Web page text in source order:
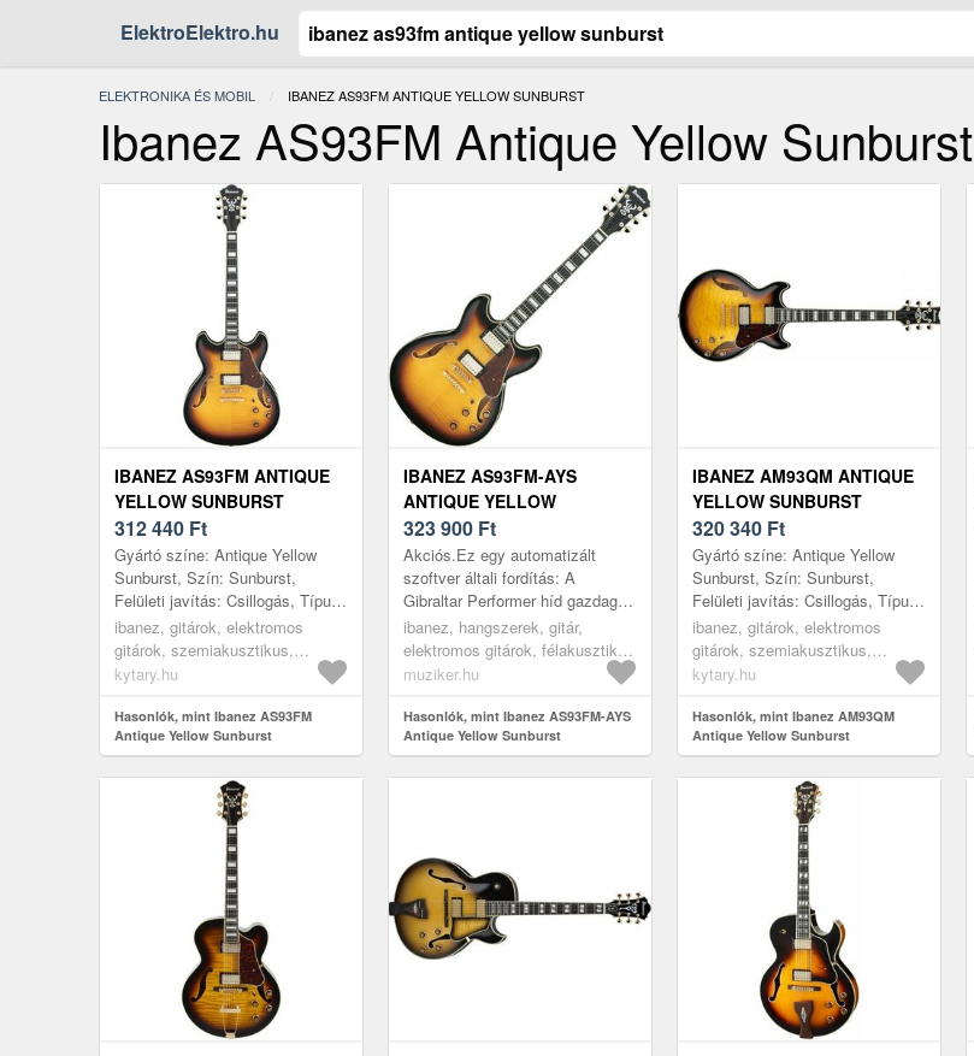
ElektroElektro.hu
ELEKTRONIKA ÉS MOBIL JELENLEGI:
IBANEZ AS93FM ANTIQUE YELLOW SUNBURST
Ibanez AS93FM Antique Yellow Sunburst
IBANEZ AS93FM ANTIQUE
YELLOW SUNBURST
312 440 Ft
Gyártó színe: Antique Yellow
Sunburst, Szín: Sunburst,
Felületi javítás: Csillogás, Típus:
Semi-Hollow Body, Első lap:
Juharfa, Hátsó lap: Juharfa,...
ibanez, gitárok, elektromos
gitárok, szemiakusztikus,
félakusztikus jazz
kytary.hu
Hasonlók, mint Ibanez AS93FM
Antique Yellow Sunburst
IBANEZ AS93FM-AYS
ANTIQUE YELLOW
SUNBURST
FÉLAKUSZTIKUS - JAZZ-
GITÁR
323 900 Ft
Akciós.Ez egy automatizált
szoftver általi fordítás: A
Gibraltar Performer híd gazdag
tartási és hangolási stabilitást
biztosít. Az alacsonyan fekvő
nyerg...
ibanez, hangszerek, gitár,
elektromos gitárok, félakusztikus
és jazz-gitárok, burst
muziker.hu
Hasonlók, mint Ibanez AS93FM-AYS
Antique Yellow Sunburst
Félakusztikus - jazz-gitár
IBANEZ AM93QM ANTIQUE
YELLOW SUNBURST
320 340 Ft
Gyártó színe: Antique Yellow
Sunburst, Szín: Sunburst,
Felületi javítás: Csillogás, Típus:
Semi-Hollow Body, Első lap:
Juharfa, Hátsó lap: Juharfa,...
ibanez, gitárok, elektromos
gitárok, szemiakusztikus,
félakusztikus jazz
kytary.hu
Hasonlók, mint Ibanez AM93QM
Antique Yellow Sunburst